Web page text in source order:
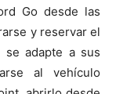
Go desde las
y reservar el
adapte a sus
al vehículo